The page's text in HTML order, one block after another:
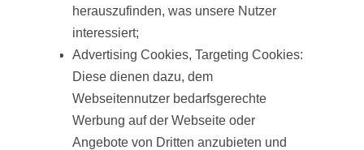
herauszufinden, was unsere Nutzer
interessiert;
Advertising Cookies, Targeting Cookies:
Diese dienen dazu, dem
Webseitennutzer bedarfsgerechte
Werbung auf der Webseite oder
Angebote von Dritten anzubieten und